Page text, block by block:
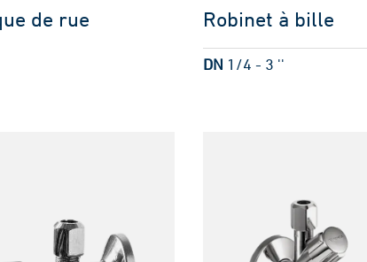
de rue Robinet à bille
DN 1/4 - 3 ''